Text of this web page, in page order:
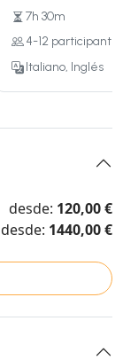
7h 30m
4-12
Italiano, Inglés
desde: 120,00 €
desde: 1440,00 €